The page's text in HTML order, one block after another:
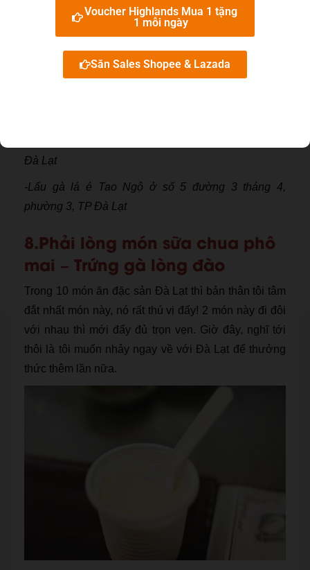
Đà Lạt
-Lẩu gà lá é Tao Ngộ ở số 5 đường 3 tháng 4,
phường 3, TP Đà Lạt
8.Phải lòng món sữa chua phô
mai – Trứng gà lòng đào
Trong 10 món ăn đặc sản Đà Lạt thì bản thân tôi tâm
đắt nhất món này, nó rất thú vị đấy! 2 món này đi đôi
với nhau thì mới đẩy đủ trọn vẹn. Giờ đây, nghĩ tới
thôi là tôi muốn nhảy ngay về với Đà Lạt để thưởng
thức thêm lần nữa.
Voucher Highlands Mua 1 tặng
1 mỗi ngày
Săn Sales Shopee & Lazada